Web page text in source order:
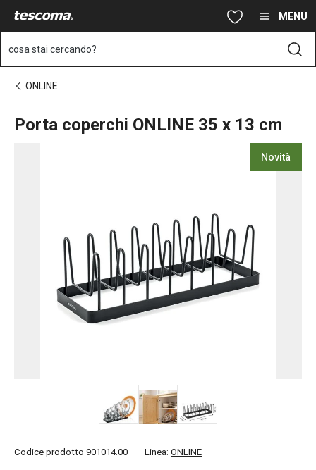
Vai al contenuto principale MENU
cosa stai cercando?
ONLINE
Porta coperchi ONLINE 35 x 13 cm
Novità
Codice prodotto 901014.00 Linea: ONLINE